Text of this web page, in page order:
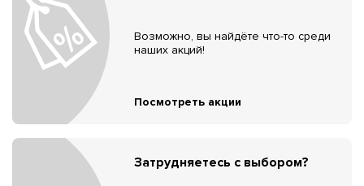
Возможно, вы найдёте что-то среди
наших акций!
Посмотреть акции
Затрудняетесь с выбором?